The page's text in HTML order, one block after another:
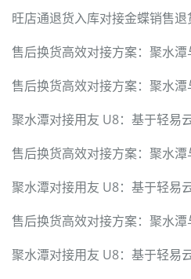
旺店通退货入库对接金蝶销售退
售后换货高效对接方案：聚水
售后换货高效对接方案：聚水
售后换货高效对接方案：聚水
售后换货高效对接方案：聚水